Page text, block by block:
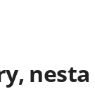
nesta